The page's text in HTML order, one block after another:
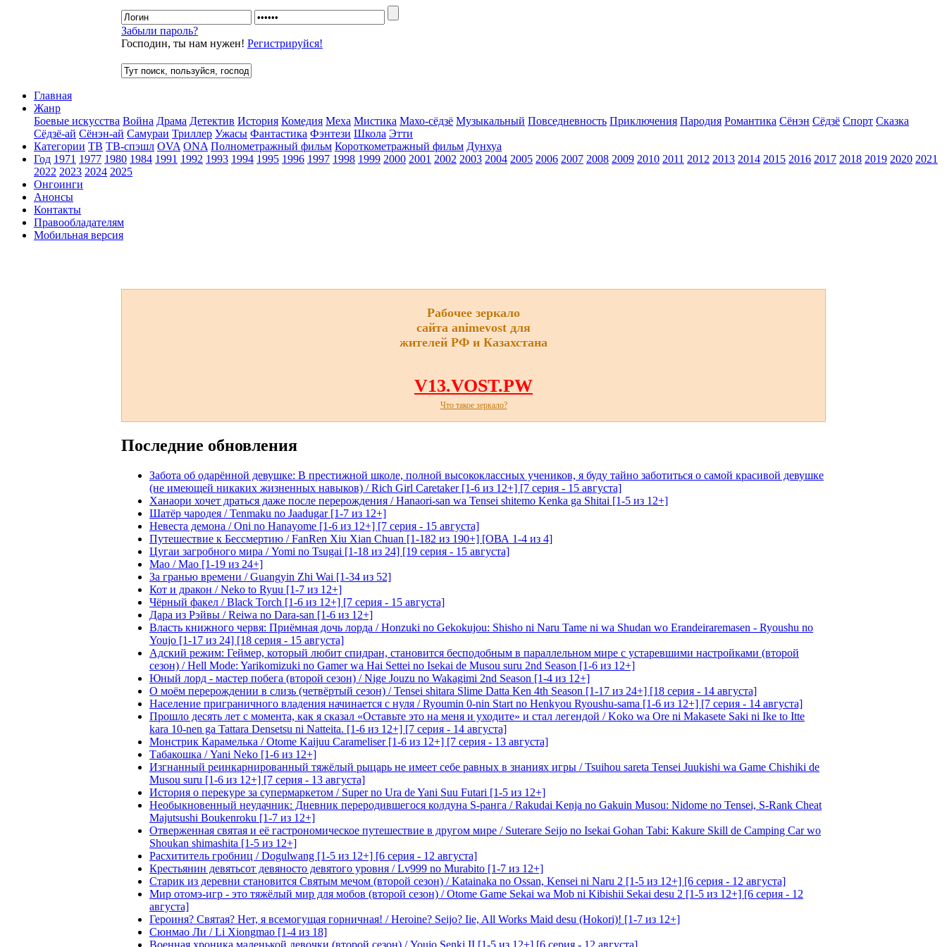
Забыли пароль?
Господин, ты нам нужен! Регистрируйся!
Главная
Жанр
Боевые искусства Война Драма Детектив История Комедия Меха Мистика Махо-сёдзё Музыкальный Повседневность Приключения Пародия Романтика Сёнэн Сёдзё Спорт Сказка
Сёдзё-ай Сёнэн-ай Самураи Триллер Ужасы Фантастика Фэнтези Школа Этти
Категории ТВ ТВ-спэшл OVA ONA Полнометражный фильм Короткометражный фильм Дунхуа
Год 1971 1977 1980 1984 1991 1992 1993 1994 1995 1996 1997 1998 1999 2000 2001 2002 2003 2004 2005 2006 2007 2008 2009 2010 2011 2012 2013 2014 2015 2016 2017 2018 2019 2020 2021
2022 2023 2024 2025
Онгоинги
Анонсы
Контакты
Правообладателям
Мобильная версия
Рабочее зеркало
сайта animevost для
жителей РФ и Казахстана
V13.VOST.PW
Что такое зеркало?
Последние обновления
Забота об одарённой девушке: В престижной школе, полной высококлассных учеников, я буду тайно заботиться о самой красивой девушке
(не имеющей никаких жизненных навыков) / Rich Girl Caretaker [1-6 из 12+] [7 серия - 15 августа]
Ханаори хочет драться даже после перерождения / Hanaori-san wa Tensei shitemo Kenka ga Shitai [1-5 из 12+]
Шатёр чародея / Tenmaku no Jaadugar [1-7 из 12+]
Невеста демона / Oni no Hanayome [1-6 из 12+] [7 серия - 15 августа]
Путешествие к Бессмертию / FanRen Xiu Xian Chuan [1-182 из 190+] [ОВА 1-4 из 4]
Цугаи загробного мира / Yomi no Tsugai [1-18 из 24] [19 серия - 15 августа]
Мао / Mao [1-19 из 24+]
За гранью времени / Guangyin Zhi Wai [1-34 из 52]
Кот и дракон / Neko to Ryuu [1-7 из 12+]
Чёрный факел / Black Torch [1-6 из 12+] [7 серия - 15 августа]
Дара из Рэйвы / Reiwa no Dara-san [1-6 из 12+]
Власть книжного червя: Приёмная дочь лорда / Honzuki no Gekokujou: Shisho ni Naru Tame ni wa Shudan wo Erandeiraremasen - Ryoushu no
Youjo [1-17 из 24] [18 серия - 15 августа]
Адский режим: Геймер, который любит спидран, становится бесподобным в параллельном мире с устаревшими настройками (второй
сезон) / Hell Mode: Yarikomizuki no Gamer wa Hai Settei no Isekai de Musou suru 2nd Season [1-6 из 12+]
Юный лорд - мастер побега (второй сезон) / Nige Jouzu no Wakagimi 2nd Season [1-4 из 12+]
О моём перерождении в слизь (четвёртый сезон) / Tensei shitara Slime Datta Ken 4th Season [1-17 из 24+] [18 серия - 14 августа]
Население приграничного владения начинается с нуля / Ryoumin 0-nin Start no Henkyou Ryoushu-sama [1-6 из 12+] [7 серия - 14 августа]
Прошло десять лет с момента, как я сказал «Оставьте это на меня и уходите» и стал легендой / Koko wa Ore ni Makasete Saki ni Ike to Itte
kara 10-nen ga Tattara Densetsu ni Natteita. [1-6 из 12+] [7 серия - 14 августа]
Монстрик Карамелька / Otome Kaijuu Carameliser [1-6 из 12+] [7 серия - 13 августа]
Табакошка / Yani Neko [1-6 из 12+]
Изгнанный реинкарнированный тяжёлый рыцарь не имеет себе равных в знаниях игры / Tsuihou sareta Tensei Juukishi wa Game Chishiki de
Musou suru [1-6 из 12+] [7 серия - 13 августа]
История о перекуре за супермаркетом / Super no Ura de Yani Suu Futari [1-5 из 12+]
Необыкновенный неудачник: Дневник переродившегося колдуна S-ранга / Rakudai Kenja no Gakuin Musou: Nidome no Tensei, S-Rank Cheat
Majutsushi Boukenroku [1-7 из 12+]
Отверженная святая и её гастрономическое путешествие в другом мире / Suterare Seijo no Isekai Gohan Tabi: Kakure Skill de Camping Car wo
Shoukan shimashita [1-5 из 12+]
Расхититель гробниц / Dogulwang [1-5 из 12+] [6 серия - 12 августа]
Крестьянин девятьсот девяносто девятого уровня / Lv999 no Murabito [1-7 из 12+]
Старик из деревни становится Святым мечом (второй сезон) / Katainaka no Ossan, Kensei ni Naru 2 [1-5 из 12+] [6 серия - 12 августа]
Мир отомэ-игр - это тяжёлый мир для мобов (второй сезон) / Otome Game Sekai wa Mob ni Kibishii Sekai desu 2 [1-5 из 12+] [6 серия - 12
августа]
Героиня? Святая? Нет, я всемогущая горничная! / Heroine? Seijo? Iie, All Works Maid desu (Hokori)! [1-7 из 12+]
Сюнмао Ли / Li Xiongmao [1-4 из 18]
Военная хроника маленькой девочки (второй сезон) / Youjo Senki II [1-5 из 12+] [6 серия - 12 августа]